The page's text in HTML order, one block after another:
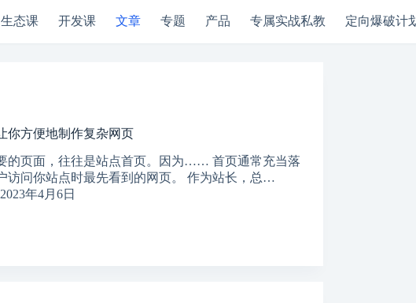
生态课 开发课 文章 专题 产品 专属实战私教 定向爆破计
你方便地制作复杂网页
的页面，往往是站点首页。因为…… 首页通常充当落
访问你站点时最先看到的网页。 作为站长，总…
2023年4月6日